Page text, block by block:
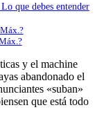
que debes entender
y el machine
abandonado el
«suban»
que está todo